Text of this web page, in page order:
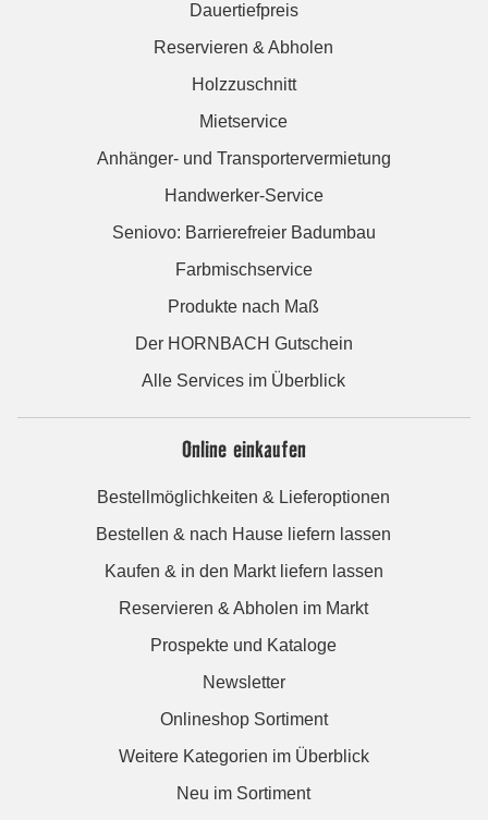
Dauertiefpreis
Reservieren & Abholen
Holzzuschnitt
Mietservice
Anhänger- und Transportervermietung
Handwerker-Service
Seniovo: Barrierefreier Badumbau
Farbmischservice
Produkte nach Maß
Der HORNBACH Gutschein
Alle Services im Überblick
Online einkaufen
Bestellmöglichkeiten & Lieferoptionen
Bestellen & nach Hause liefern lassen
Kaufen & in den Markt liefern lassen
Reservieren & Abholen im Markt
Prospekte und Kataloge
Newsletter
Onlineshop Sortiment
Weitere Kategorien im Überblick
Neu im Sortiment